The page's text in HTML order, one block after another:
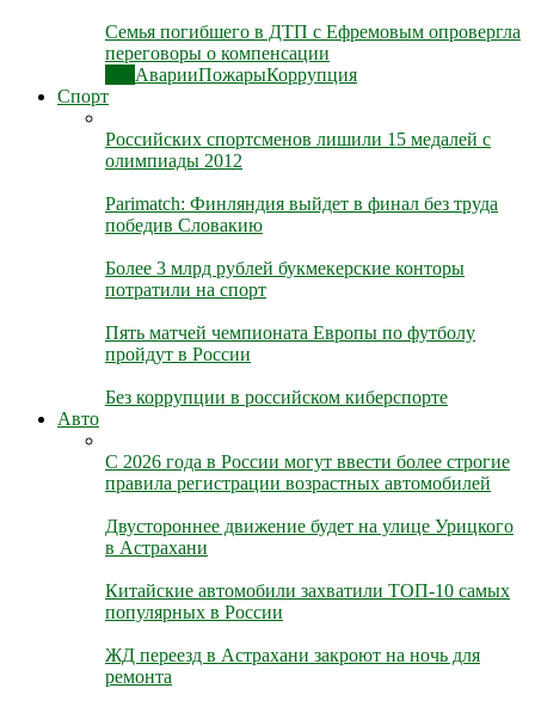
Семья погибшего в ДТП с Ефремовым опровергла
переговоры о компенсации
АварииПожарыКоррупция
Спорт
Российских спортсменов лишили 15 медалей с
олимпиады 2012
Parimatch: Финляндия выйдет в финал без труда
победив Словакию
Более 3 млрд рублей букмекерские конторы
потратили на спорт
Пять матчей чемпионата Европы по футболу
пройдут в России
Без коррупции в российском киберспорте
Авто
С 2026 года в России могут ввести более строгие
правила регистрации возрастных автомобилей
Двустороннее движение будет на улице Урицкого
в Астрахани
Китайские автомобили захватили ТОП-10 самых
популярных в России
ЖД переезд в Астрахани закроют на ночь для
ремонта